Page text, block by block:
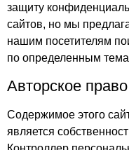
защиту
сайтов, но мы
нашим посетителям
по определенным
Авторское право
Содержимое этого
является